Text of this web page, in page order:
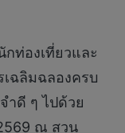
กท่องเที่ยวและ
ฉลิมฉลองครบ
ำดี ๆ ไปด้วย
ณ สวน